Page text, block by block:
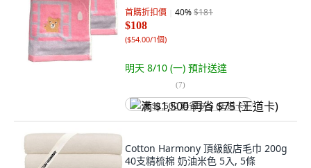
首購折扣價 40%$181
$108
($54.00/1個)
明天 8/10 (一) 預計送達
(7)
满 $1,500 再省 $75 (王道卡)
Cotton Harmony 頂級飯店毛巾 200g
40支精梳棉 奶油米色 5入, 5條